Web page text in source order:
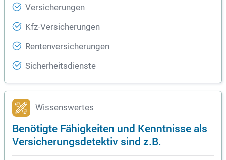
Versicherungen
Kfz-Versicherungen
Rentenversicherungen
Sicherheitsdienste
Wissenswertes
Benötigte Fähigkeiten und Kenntnisse als
Versicherungsdetektiv sind z.B.